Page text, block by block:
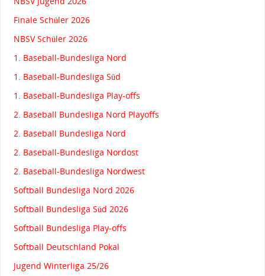
Finale Schüler 2026
NBSV Schüler 2026
1. Baseball-Bundesliga Nord
1. Baseball-Bundesliga Süd
1. Baseball-Bundesliga Play-offs
2. Baseball Bundesliga Nord Playoffs
2. Baseball Bundesliga Nord
2. Baseball-Bundesliga Nordost
2. Baseball-Bundesliga Nordwest
Softball Bundesliga Nord 2026
Softball Bundesliga Süd 2026
Softball Bundesliga Play-offs
Softball Deutschland Pokal
Jugend Winterliga 25/26